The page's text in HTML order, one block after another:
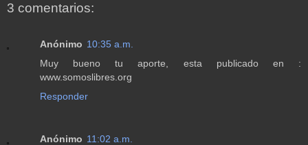
3 comentarios:
Anónimo 10:35 a.m.
Muy bueno tu aporte, esta publicado en :
www.somoslibres.org
Responder
Anónimo 11:02 a.m.